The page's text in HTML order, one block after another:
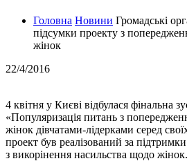
Головна Новини Громадські
підсумки проекту з
жінок
22/4/2016
4 квітня у Києві відбулася фінальна
«Популяризація питань з
жінок дівчатами-лідерками серед
проект був реалізований за
з викорінення насильства щодо жінок.